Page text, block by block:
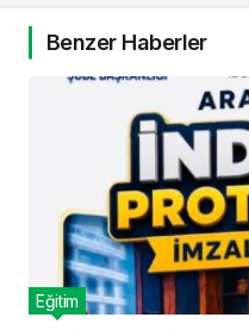
Benzer Haberler
Eğitim